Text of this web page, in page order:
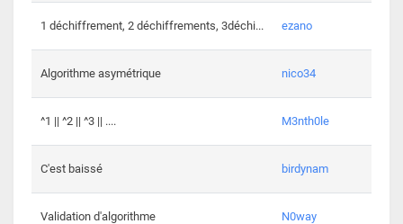
1 déchiffrement, 2 déchiffrements, 3déchi... ezano
Algorithme asymétrique nico34
^1 || ^2 || ^3 || .... M3nth0le
C'est baissé birdynam
Validation d'algorithme N0way